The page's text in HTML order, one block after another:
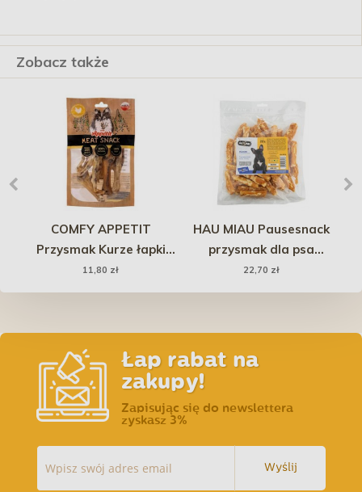
Zobacz także
COMFY APPETIT
Przysmak Kurze łapki
naturalne 5 szt
11,80 zł
HAU MIAU Pausesnack
przysmak dla psa
Paluszki z kurczakiem i
serem 500g
22,70 zł
Łap rabat na
zakupy!
Zapisując się do newslettera
zyskasz 3%
Wyślij